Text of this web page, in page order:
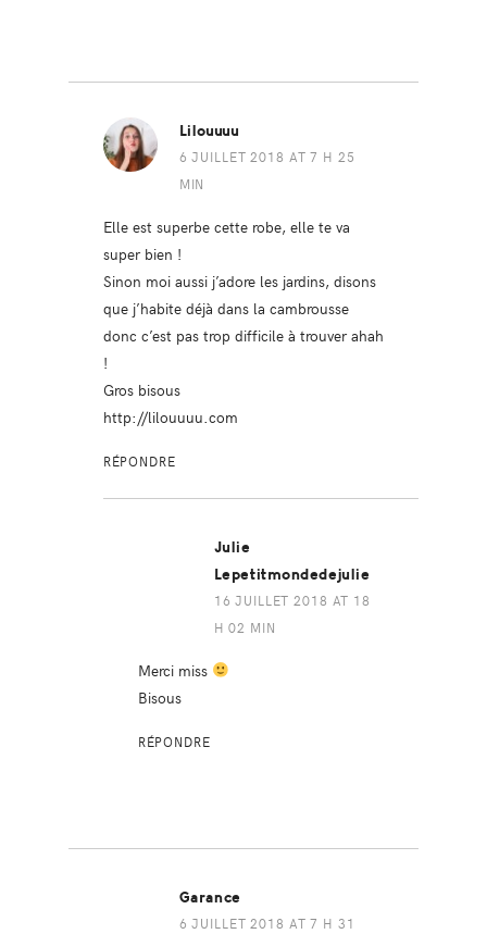
Lilouuuu
6 JUILLET 2018 AT 7 H 25
MIN
Elle est superbe cette robe, elle te va
super bien !
Sinon moi aussi j’adore les jardins, disons
que j’habite déjà dans la cambrousse
donc c’est pas trop difficile à trouver ahah
!
Gros bisous
http://lilouuuu.com
RÉPONDRE
Julie
Lepetitmondedejulie
16 JUILLET 2018 AT 18
H 02 MIN
Merci miss
Bisous
RÉPONDRE
Garance
6 JUILLET 2018 AT 7 H 31